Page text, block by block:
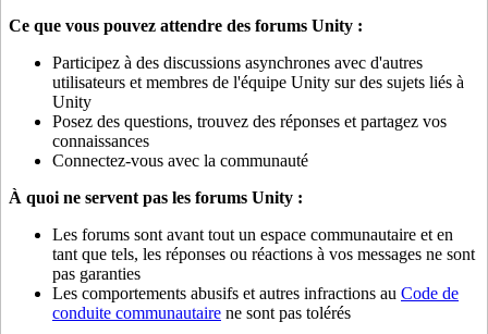
Ce que vous pouvez attendre des forums Unity :
Participez à des discussions asynchrones avec d'autres
utilisateurs et membres de l'équipe Unity sur des sujets liés à
Unity
Posez des questions, trouvez des réponses et partagez vos
connaissances
Connectez-vous avec la communauté
À quoi ne servent pas les forums Unity :
Les forums sont avant tout un espace communautaire et en
tant que tels, les réponses ou réactions à vos messages ne sont
pas garanties
Les comportements abusifs et autres infractions au Code de
conduite communautaire ne sont pas tolérés